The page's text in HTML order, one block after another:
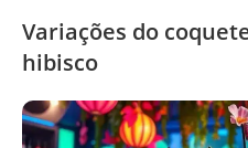
Variações do
hibisco